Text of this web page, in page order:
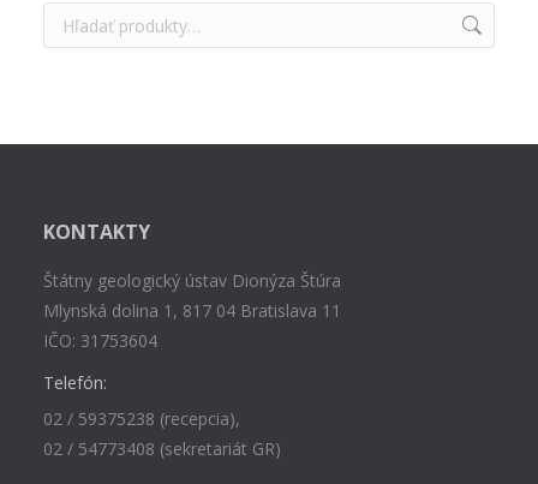
KONTAKTY
Štátny geologický ústav Dionýza Štúra
Mlynská dolina 1, 817 04 Bratislava 11
IČO: 31753604
Telefón:
02 / 59375238 (recepcia),
02 / 54773408 (sekretariát GR)